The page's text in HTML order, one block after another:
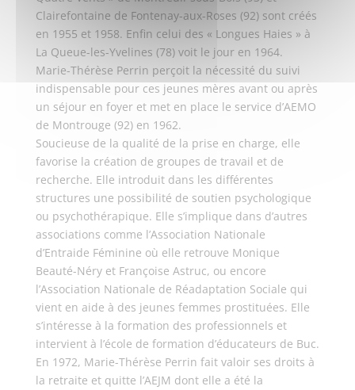
Clairefontaine de Fontenay-aux-Roses (92) sont créés
en 1955 et 1958. Enfin celui des « Longues Haies » à
La Queue-les-Yvelines (78) voit le jour en 1964.
Marie-Thérèse Perrin perçoit la nécessité du suivi
indispensable pour ces jeunes mères avant ou après
un séjour en foyer et met en place le service d’AEMO
de Montrouge (92) en 1962.
Soucieuse de la qualité de la prise en charge, elle
favorise la création de groupes de travail et de
recherche. Elle introduit dans les différentes
structures une possibilité de soutien psychologique
ou psychothérapique. Elle s’implique dans d’autres
associations comme l’Association Nationale
d’Entraide Féminine où elle retrouve Monique
Beauté-Néry et Françoise Astruc, ou encore
l’Association Nationale de Réadaptation Sociale qui
vient en aide à des jeunes femmes prostituées. Elle
s’intéresse à la formation des professionnels et
intervient à l’école de formation d’éducateurs de Buc.
En 1972, Marie-Thérèse Perrin fait valoir ses droits à
la retraite et quitte l’AEJM dont elle a été la